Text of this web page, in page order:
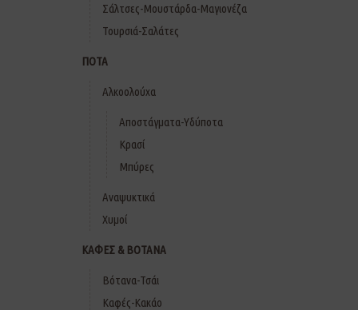
Σάλτσες-Μουστάρδα-Μαγιονέζα
Τουρσιά-Σαλάτες
ΠΟΤΑ
Αλκοολούχα
Αποστάγματα-Υδύποτα
Κρασί
Μπύρες
Αναψυκτικά
Χυμοί
ΚΑΦΕΣ & ΒΟΤΑΝΑ
Βότανα-Τσάι
Καφές-Κακάο